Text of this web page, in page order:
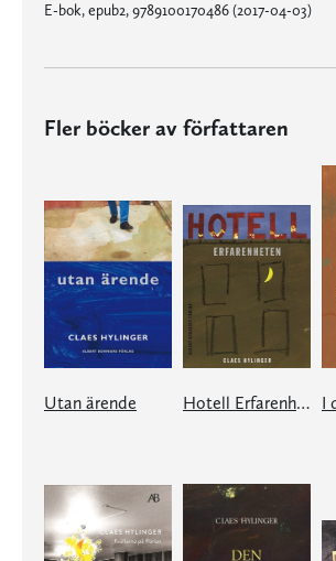
E-bok, epub2, 9789100170486 (2017-04-03)
Fler böcker av författaren
Utan ärende Hotell Erfarenheten